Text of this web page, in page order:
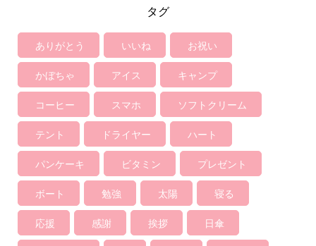
タグ
ありがとう いいね お祝い
かぼちゃ アイス キャンプ
コーヒー スマホ ソフトクリーム
テント ドライヤー ハート
パンケーキ ビタミン プレゼント
ボート 勉強 太陽 寝る
応援 感謝 挨拶 日傘